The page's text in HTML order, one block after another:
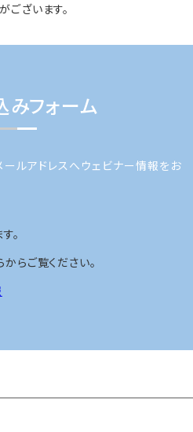
ございます。
みフォーム
ールアドレスへウェビナー情報をお
。
らご覧ください。